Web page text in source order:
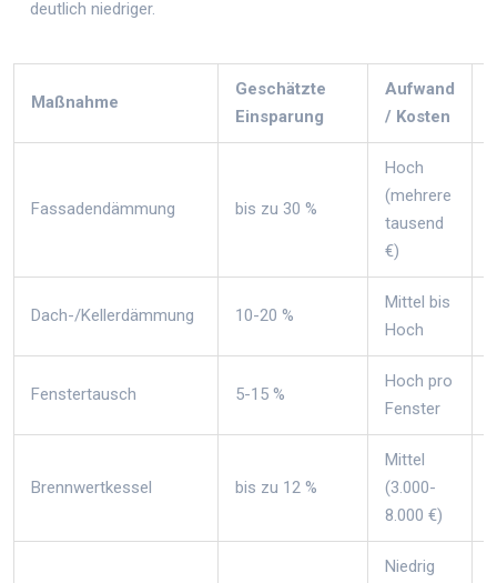
deutlich niedriger.
Maßnahme
Geschätzte
Einsparung
Aufwand
/ Kosten
Fassadendämmung bis zu 30 %
Hoch
(mehrere
tausend
€)
Dach-/Kellerdämmung 10-20 %
Mittel bis
Hoch
Fenstertausch 5-15 %
Hoch pro
Fenster
Brennwertkessel bis zu 12 %
Mittel
(3.000-
8.000 €)
Niedrig